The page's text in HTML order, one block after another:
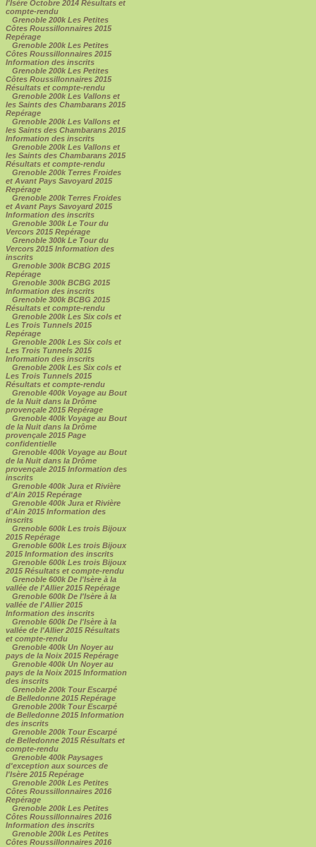
l'Isère Octobre 2014 Résultats et
compte-rendu
Grenoble 200k Les Petites
Côtes Roussillonnaires 2015
Repérage
Grenoble 200k Les Petites
Côtes Roussillonnaires 2015
Information des inscrits
Grenoble 200k Les Petites
Côtes Roussillonnaires 2015
Résultats et compte-rendu
Grenoble 200k Les Vallons et
les Saints des Chambarans 2015
Repérage
Grenoble 200k Les Vallons et
les Saints des Chambarans 2015
Information des inscrits
Grenoble 200k Les Vallons et
les Saints des Chambarans 2015
Résultats et compte-rendu
Grenoble 200k Terres Froides
et Avant Pays Savoyard 2015
Repérage
Grenoble 200k Terres Froides
et Avant Pays Savoyard 2015
Information des inscrits
Grenoble 300k Le Tour du
Vercors 2015 Repérage
Grenoble 300k Le Tour du
Vercors 2015 Information des
inscrits
Grenoble 300k BCBG 2015
Repérage
Grenoble 300k BCBG 2015
Information des inscrits
Grenoble 300k BCBG 2015
Résultats et compte-rendu
Grenoble 200k Les Six cols et
Les Trois Tunnels 2015
Repérage
Grenoble 200k Les Six cols et
Les Trois Tunnels 2015
Information des inscrits
Grenoble 200k Les Six cols et
Les Trois Tunnels 2015
Résultats et compte-rendu
Grenoble 400k Voyage au Bout
de la Nuit dans la Drôme
provençale 2015 Repérage
Grenoble 400k Voyage au Bout
de la Nuit dans la Drôme
provençale 2015 Page
confidentielle
Grenoble 400k Voyage au Bout
de la Nuit dans la Drôme
provençale 2015 Information des
inscrits
Grenoble 400k Jura et Rivière
d'Ain 2015 Repérage
Grenoble 400k Jura et Rivière
d'Ain 2015 Information des
inscrits
Grenoble 600k Les trois Bijoux
2015 Repérage
Grenoble 600k Les trois Bijoux
2015 Information des inscrits
Grenoble 600k Les trois Bijoux
2015 Résultats et compte-rendu
Grenoble 600k De l'Isère à la
vallée de l'Allier 2015 Repérage
Grenoble 600k De l'Isère à la
vallée de l'Allier 2015
Information des inscrits
Grenoble 600k De l'Isère à la
vallée de l'Allier 2015 Résultats
et compte-rendu
Grenoble 400k Un Noyer au
pays de la Noix 2015 Repérage
Grenoble 400k Un Noyer au
pays de la Noix 2015 Information
des inscrits
Grenoble 200k Tour Escarpé
de Belledonne 2015 Repérage
Grenoble 200k Tour Escarpé
de Belledonne 2015 Information
des inscrits
Grenoble 200k Tour Escarpé
de Belledonne 2015 Résultats et
compte-rendu
Grenoble 400k Paysages
d'exception aux sources de
l'Isère 2015 Repérage
Grenoble 200k Les Petites
Côtes Roussillonnaires 2016
Repérage
Grenoble 200k Les Petites
Côtes Roussillonnaires 2016
Information des inscrits
Grenoble 200k Les Petites
Côtes Roussillonnaires 2016